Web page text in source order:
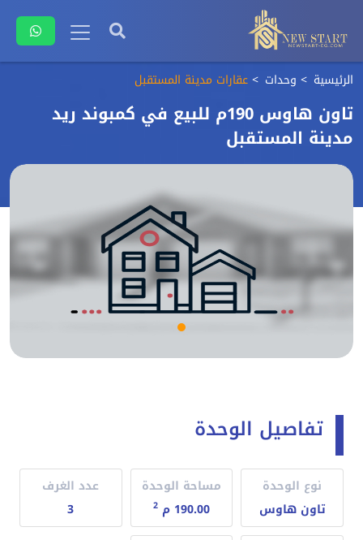
الرئيسية وحدات عقارات مدينة المستقبل
تاون هاوس 190م للبيع في كمبوند ريد
مدينة المستقبل
تفاصيل الوحدة
نوع الوحدة
تاون هاوس
مساحة الوحدة
190.00 م
2
عدد الغرف
3